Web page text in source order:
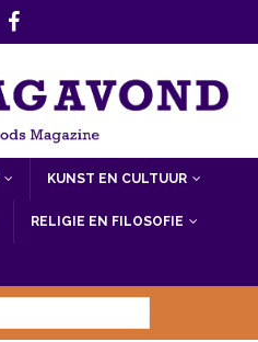
KUNST EN CULTUUR
RELIGIE EN FILOSOFIE